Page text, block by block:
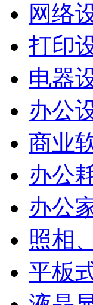
网络
打印
电器
办公
商业
办公
办公
照相
平板